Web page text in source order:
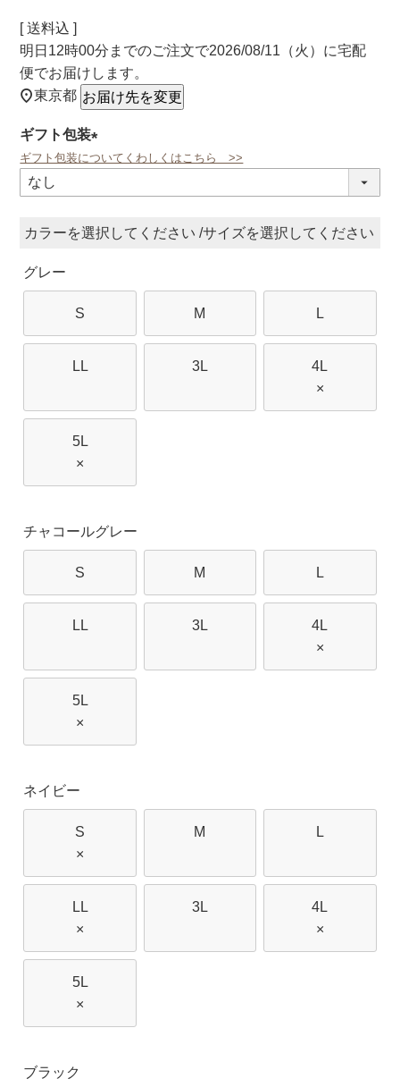
送料込
明日 12時00分 までのご注文で2026/08/11（火） に宅配
便でお届けします。
東京都 お届け先を変更
ギフト包装
(必
ギフト包装についてくわしくはこちら >>
カラー サイズ
グレー
S M L
LL 3L
4L
×
5L
×
チャコールグレー
S M L
LL 3L
4L
×
5L
×
ネイビー
S
×
M L
LL
×
3L
4L
×
5L
×
ブラック